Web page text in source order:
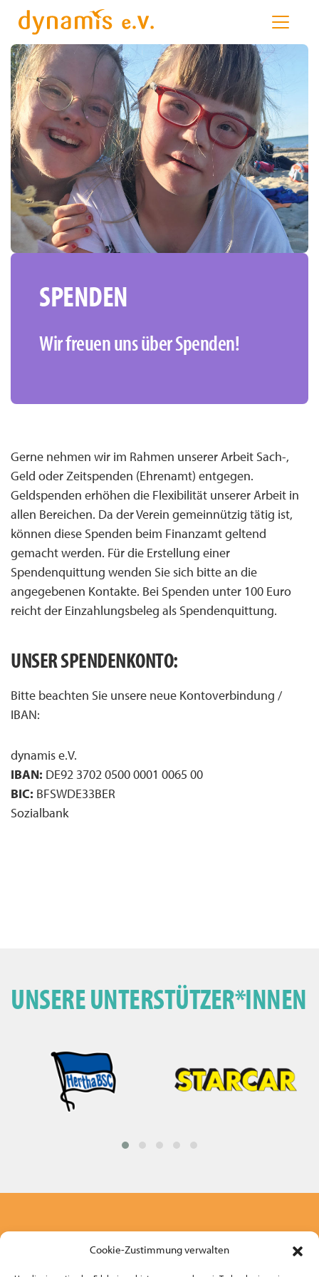
Cookie-Zustimmung verwalten
SPENDEN
Wir freuen uns über Spenden!
Gerne nehmen wir im Rahmen unserer Arbeit Sach-,
Geld oder Zeitspenden (Ehrenamt) entgegen.
Geldspenden erhöhen die Flexibilität unserer Arbeit in
allen Bereichen. Da der Verein gemeinnützig tätig ist,
können diese Spenden beim Finanzamt geltend
gemacht werden. Für die Erstellung einer
Spendenquittung wenden Sie sich bitte an die
angegebenen Kontakte. Bei Spenden unter 100 Euro
reicht der Einzahlungsbeleg als Spendenquittung.
UNSER SPENDENKONTO:
Bitte beachten Sie unsere neue Kontoverbindung /
IBAN:
dynamis e.V.
IBAN: DE92 3702 0500 0001 0065 00
BIC: BFSWDE33BER
Sozialbank
UNSERE UNTERSTÜTZER*INNEN